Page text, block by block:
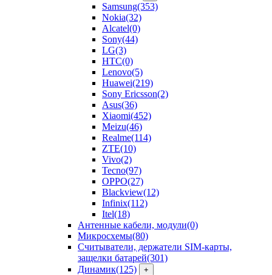
Samsung(353)
Nokia(32)
Alcatel(0)
Sony(44)
LG(3)
HTC(0)
Lenovo(5)
Huawei(219)
Sony Ericsson(2)
Asus(36)
Xiaomi(452)
Meizu(46)
Realme(114)
ZTE(10)
Vivo(2)
Tecno(97)
OPPO(27)
Blackview(12)
Infinix(112)
Itel(18)
Антенные кабели, модули(0)
Микросхемы(80)
Считыватели, держатели SIM-карты,
защелки батарей(301)
Динамик(125) +